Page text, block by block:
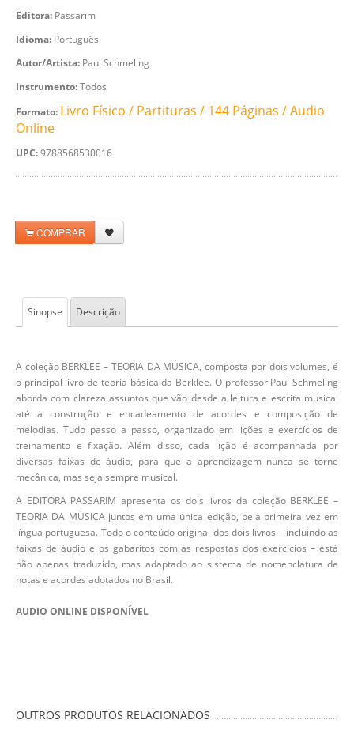
Editora: Passarim
Idioma: Português
Autor/Artista: Paul Schmeling
Instrumento:Todos
Formato: Livro Físico / Partituras / 144 Páginas / Audio
Online
UPC:9788568530016
COMPRAR
Sinopse Descrição
A coleção BERKLEE – TEORIA DA MÚSICA, composta por dois volumes, é
o principal livro de teoria básica da Berklee. O professor Paul Schmeling
aborda com clareza assuntos que vão desde a leitura e escrita musical
até a construção e encadeamento de acordes e composição de
melodias. Tudo passo a passo, organizado em lições e exercícios de
treinamento e fixação. Além disso, cada lição é acompanhada por
diversas faixas de áudio, para que a aprendizagem nunca se torne
mecânica, mas seja sempre musical.
A EDITORA PASSARIM apresenta os dois livros da coleção BERKLEE –
TEORIA DA MÚSICA juntos em uma única edição, pela primeira vez em
língua portuguesa. Todo o conteúdo original dos dois livros – incluindo as
faixas de áudio e os gabaritos com as respostas dos exercícios – está
não apenas traduzido, mas adaptado ao sistema de nomenclatura de
notas e acordes adotados no Brasil.
AUDIO ONLINE DISPONÍVEL
OUTROS PRODUTOS RELACIONADOS